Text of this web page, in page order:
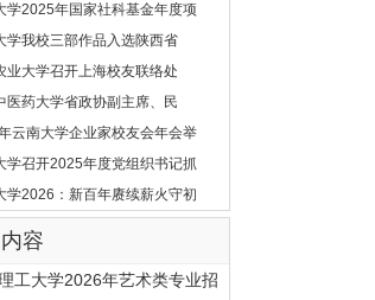
学2025年国家社科基金年度项
学我校三部作品入选陕西省
业大学召开上海校友联络处
医药大学省政协副主席、民
云南大学企业家校友会年会举
学召开2025年度党组织书记抓
学2026：新百年赓续薪火守初
容
理工大学2026年艺术类专业招